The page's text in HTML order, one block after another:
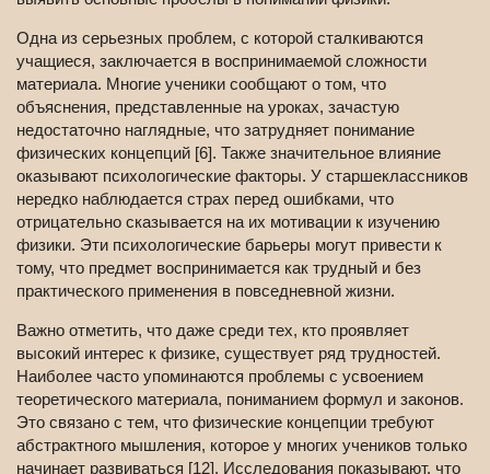
Одна из серьезных проблем, с которой сталкиваются
учащиеся, заключается в воспринимаемой сложности
материала. Многие ученики сообщают о том, что
объяснения, представленные на уроках, зачастую
недостаточно наглядные, что затрудняет понимание
физических концепций [6]. Также значительное влияние
оказывают психологические факторы. У старшеклассников
нередко наблюдается страх перед ошибками, что
отрицательно сказывается на их мотивации к изучению
физики. Эти психологические барьеры могут привести к
тому, что предмет воспринимается как трудный и без
практического применения в повседневной жизни.
Важно отметить, что даже среди тех, кто проявляет
высокий интерес к физике, существует ряд трудностей.
Наиболее часто упоминаются проблемы с усвоением
теоретического материала, пониманием формул и законов.
Это связано с тем, что физические концепции требуют
абстрактного мышления, которое у многих учеников только
начинает развиваться [12]. Исследования показывают, что